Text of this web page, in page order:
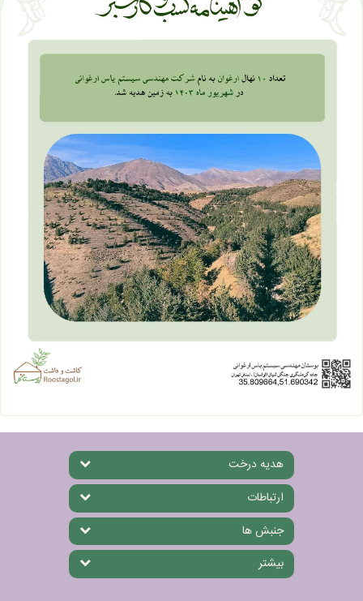
هدیه درخت
ارتباطات
جنبش ها
بیشتر